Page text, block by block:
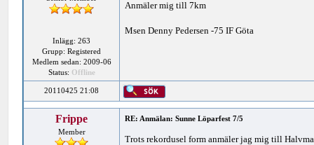
Inlägg: 263
Grupp: Registered
Medlem sedan: 2009-06
Status: Offline
Anmäler mig till 7km
Msen Denny Pedersen -75 IF Göta
20110425 21:08
Frippe
Member
RE: Anmälan: Sunne Löparfest 7/5
Trots rekordusel form anmäler jag mig till